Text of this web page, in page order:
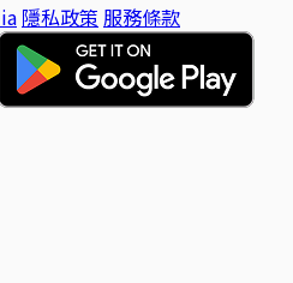
隱私政策 服務條款